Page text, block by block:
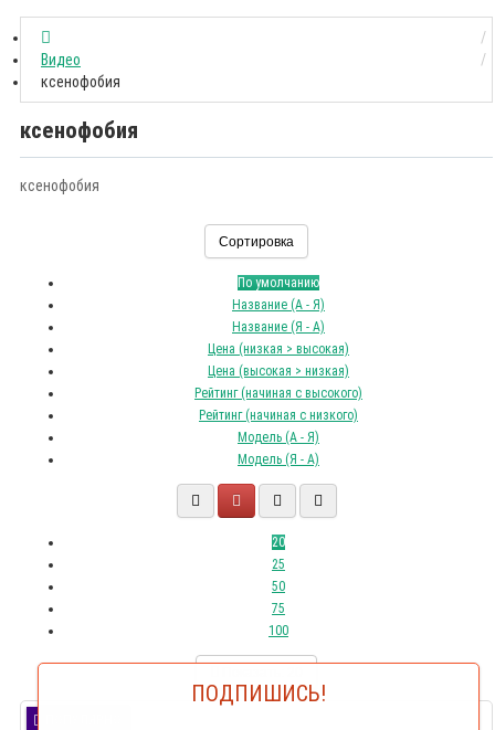
Видео
ксенофобия
ксенофобия
ксенофобия
Сортировка
По умолчанию
Название (А - Я)
Название (Я - А)
Цена (низкая > высокая)
Цена (высокая > низкая)
Рейтинг (начиная с высокого)
Рейтинг (начиная с низкого)
Модель (А - Я)
Модель (Я - А)
20
25
50
75
100
ПОДПИШИСЬ!